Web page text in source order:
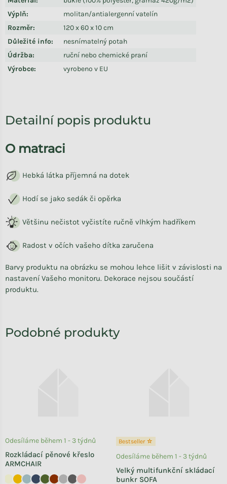
Výplň:
molitan/antialergenní vatelín
Rozměr:
120 x 60 x 10 cm
Důležité info:
nesnímatelný potah
Údržba:
ruční nebo chemické praní
Výrobce: vyrobeno v EU
Detailní popis produktu
O matraci
Hebká látka příjemná na dotek
Hodí se jako sedák či opěrka
Většinu nečistot vyčistíte ručně vlhkým hadříkem
Radost v očích vašeho dítka zaručena
Barvy produktu na obrázku se mohou lehce lišit v závislosti na
nastavení Vašeho monitoru. Dekorace nejsou součástí
produktu.
Rozkládací pěnové křeslo
ARMCHAIR
Odesíláme během 1 - 3 týdnů Bestseller ☆
Velký multifunkční skládací
bunkr SOFA
Odesíláme během 1 - 3 týdnů